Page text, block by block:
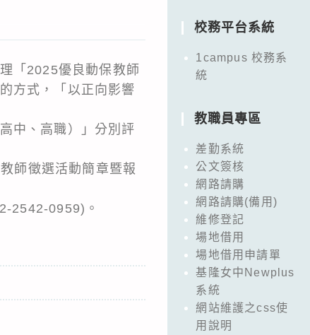
「2025優良動保教師
方式，「以正向影響
中、高職）」分別評
師徵選活動簡章暨報
2542-0959)。
校務平台系統
1campus 校務系
統
教職員專區
差勤系統
公文簽核
網路請購
網路請購(備用)
維修登記
場地借用
場地借用申請單
基隆女中Newplus
系統
網站維護之css使
用說明